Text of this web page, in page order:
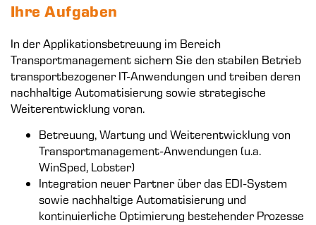
Ihre Aufgaben
In der Applikationsbetreuung im Bereich
Transportmanagement sichern Sie den stabilen Betrieb
transportbezogener IT-Anwendungen und treiben deren
nachhaltige Automatisierung sowie strategische
Weiterentwicklung voran.
Betreuung, Wartung und Weiterentwicklung von
Transportmanagement-Anwendungen (u.a.
WinSped, Lobster)
Integration neuer Partner über das EDI-System
sowie nachhaltige Automatisierung und
kontinuierliche Optimierung bestehender Prozesse